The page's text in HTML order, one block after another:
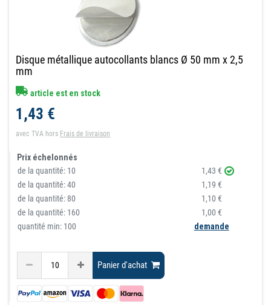
Disque métallique autocollants blancs Ø 50 mm x 2,5
mm
article est en stock
1,43 €
avec TVA hors Frais de livraison
Prix échelonnés
de la quantité: 10
1,43 €
de la quantité:40
1,19 €
de la quantité: 80
1,10 €
de la quantité: 160
1,00 €
quantité min: 100
demande
Panier d'achat